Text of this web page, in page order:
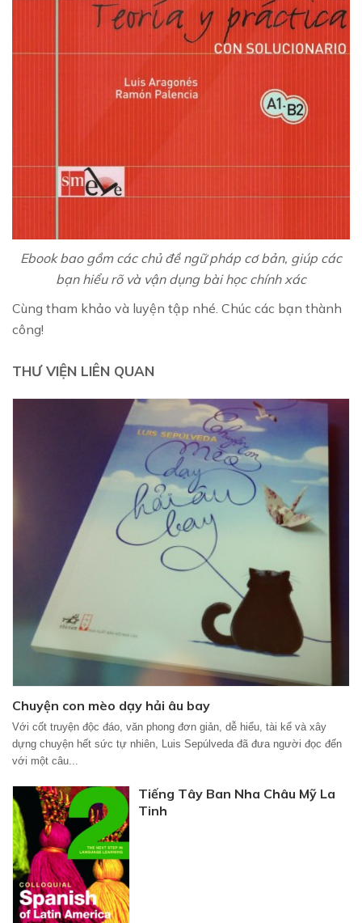
Ebook bao gồm các chủ đề ngữ pháp cơ bản, giúp các
bạn hiểu rõ và vận dụng bài học chính xác
Cùng tham khảo và luyện tập nhé. Chúc các bạn thành
công!
THƯ VIỆN LIÊN QUAN
Chuyện con mèo dạy hải âu bay
Với cốt truyện độc đáo, văn phong đơn giản, dễ hiểu, tài kể và xây
dựng chuyện hết sức tự nhiên, Luis Sepúlveda đã đưa người đọc đến
với một câu...
Tiếng Tây Ban Nha Châu Mỹ La
Tinh